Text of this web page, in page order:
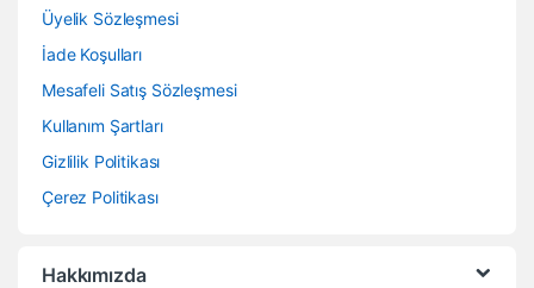
Üyelik Sözleşmesi
İade Koşulları
Mesafeli Satış Sözleşmesi
Kullanım Şartları
Gizlilik Politikası
Çerez Politikası
Hakkımızda